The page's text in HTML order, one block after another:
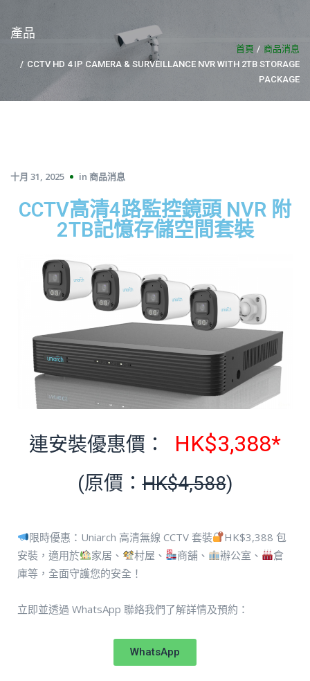
產品
首頁
商品消息
CCTV HD 4 IP CAMERA & SURVEILLANCE NVR WITH 2TB STORAGE
PACKAGE​
十月 31, 2025 in 商品消息
CCTV高清4路監控鏡頭 NVR 附
2TB記憶存儲空間套裝
連安裝優惠價： HK$3,388*
(原價：HK$4,588)
限時優惠：Uniarch 高清無線 CCTV 套裝
HK$3,388 包
安裝，適用於
家居、 村屋、 商舖、 辦公室、
倉
庫等，全面守護您的安全！
立即並透過 WhatsApp 聯絡我們了解詳情及預約：
WhatsApp